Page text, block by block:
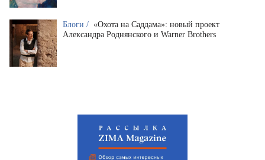
Блоги / «Охота на Саддама»: новый проект
Александра Роднянского и Warner Brothers